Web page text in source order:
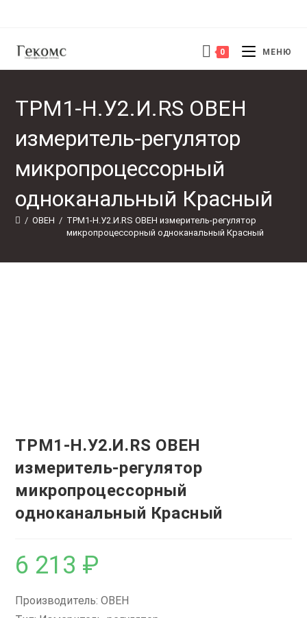
0 МЕНЮ
ТРМ1-Н.У2.И.RS ОВЕН
измеритель-регулятор
микропроцессорный
одноканальный Красный
/ ОВЕН / ТРМ1-Н.У2.И.RS ОВЕН измеритель-регулятор
микропроцессорный одноканальный Красный
ТРМ1-Н.У2.И.RS ОВЕН
измеритель-регулятор
микропроцессорный
одноканальный Красный
6 213 ₽
Производитель: ОВЕН